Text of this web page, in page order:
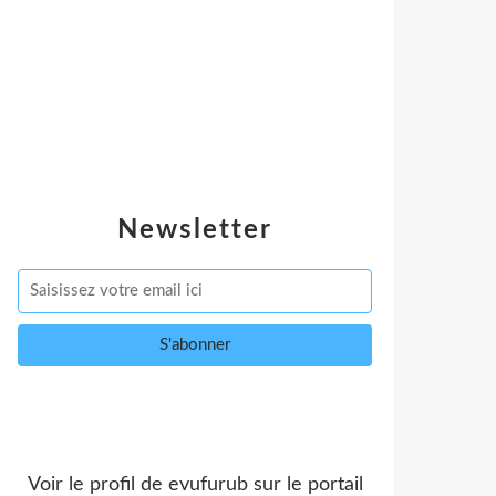
Newsletter
Voir le profil de evufurubsur le portail